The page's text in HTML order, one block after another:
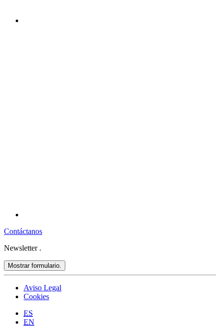
Contáctanos
Newsletter .
Mostrar formulario.
Aviso Legal
Cookies
ES
EN